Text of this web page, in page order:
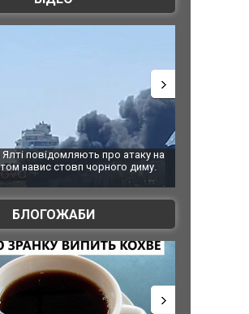
За 2000 кілометрів від кордону з Україною: в
Єкатеринбурзі після атаки дронів загорівся
склад Wildberries. ФОТО. ВІДЕО
БЛОГОЖАБИ